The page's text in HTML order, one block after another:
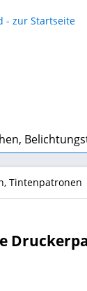
Tintenpatronen